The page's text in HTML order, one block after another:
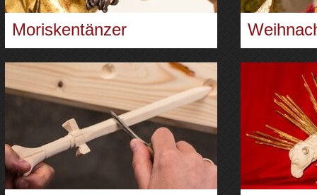
Moriskentänzer